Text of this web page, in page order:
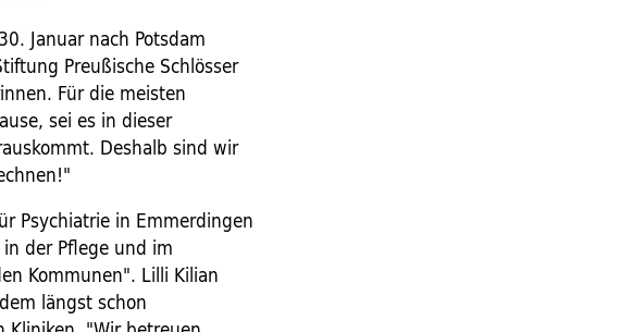
Januar nach Potsdam
Preußische Schlösser
Für die meisten
sei es in dieser
Deshalb sind wir
Psychiatrie in Emmerdingen
der Pflege und im
Kommunen". Lilli Kilian
längst schon